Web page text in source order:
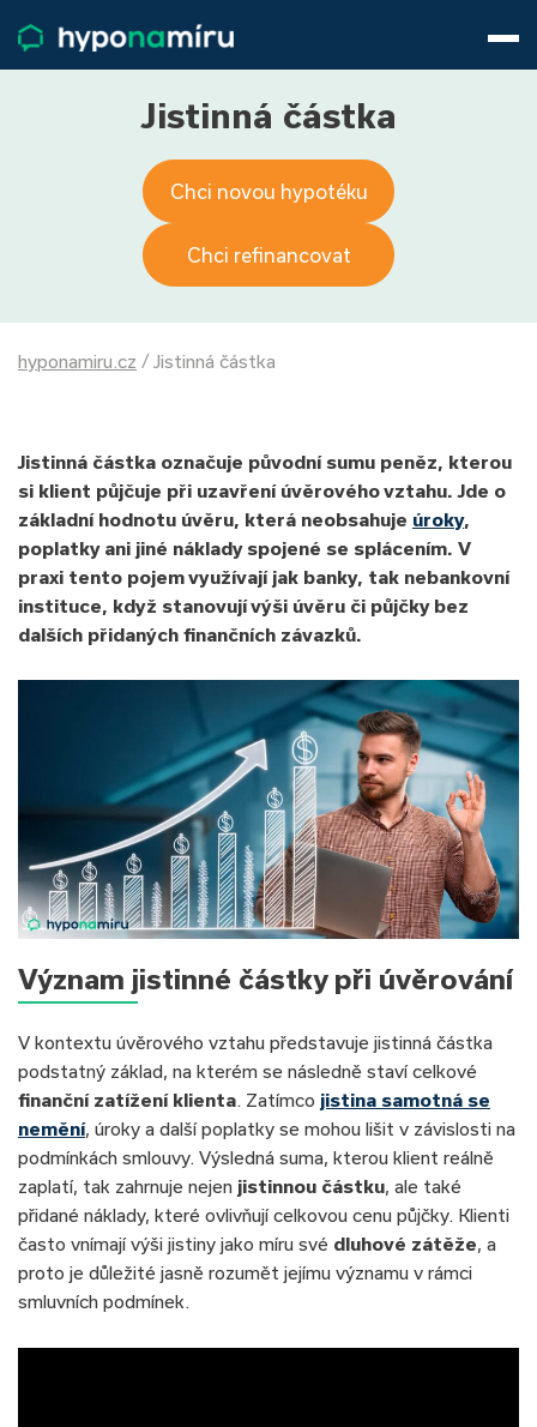
Životní pojištění
Pojištění nemovitosti
O nás
800 688 388
Přihlásit
Jistinná částka
Chci novou hypotéku
Chci refinancovat
hyponamiru.cz / Jistinná částka
Jistinná částka označuje původní sumu peněz, kterou
si klient půjčuje při uzavření úvěrového vztahu. Jde o
základní hodnotu úvěru, která neobsahuje úroky,
poplatky ani jiné náklady spojené se splácením. V
praxi tento pojem využívají jak banky, tak nebankovní
instituce, když stanovují výši úvěru či půjčky bez
dalších přidaných finančních závazků.
Význam jistinné částky při úvěrování
V kontextu úvěrového vztahu představuje jistinná částka
podstatný základ, na kterém se následně staví celkové
finanční zatížení klienta. Zatímco jistina samotná se
nemění, úroky a další poplatky se mohou lišit v závislosti na
podmínkách smlouvy. Výsledná suma, kterou klient reálně
zaplatí, tak zahrnuje nejen jistinnou částku, ale také
přidané náklady, které ovlivňují celkovou cenu půjčky. Klienti
často vnímají výši jistiny jako míru své dluhové zátěže, a
proto je důležité jasně rozumět jejímu významu v rámci
smluvních podmínek.